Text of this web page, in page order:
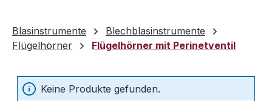
Blasinstrumente
Blechblasinstrumente
Flügelhörner
Flügelhörner mit Perinetventil
Keine Produkte gefunden.